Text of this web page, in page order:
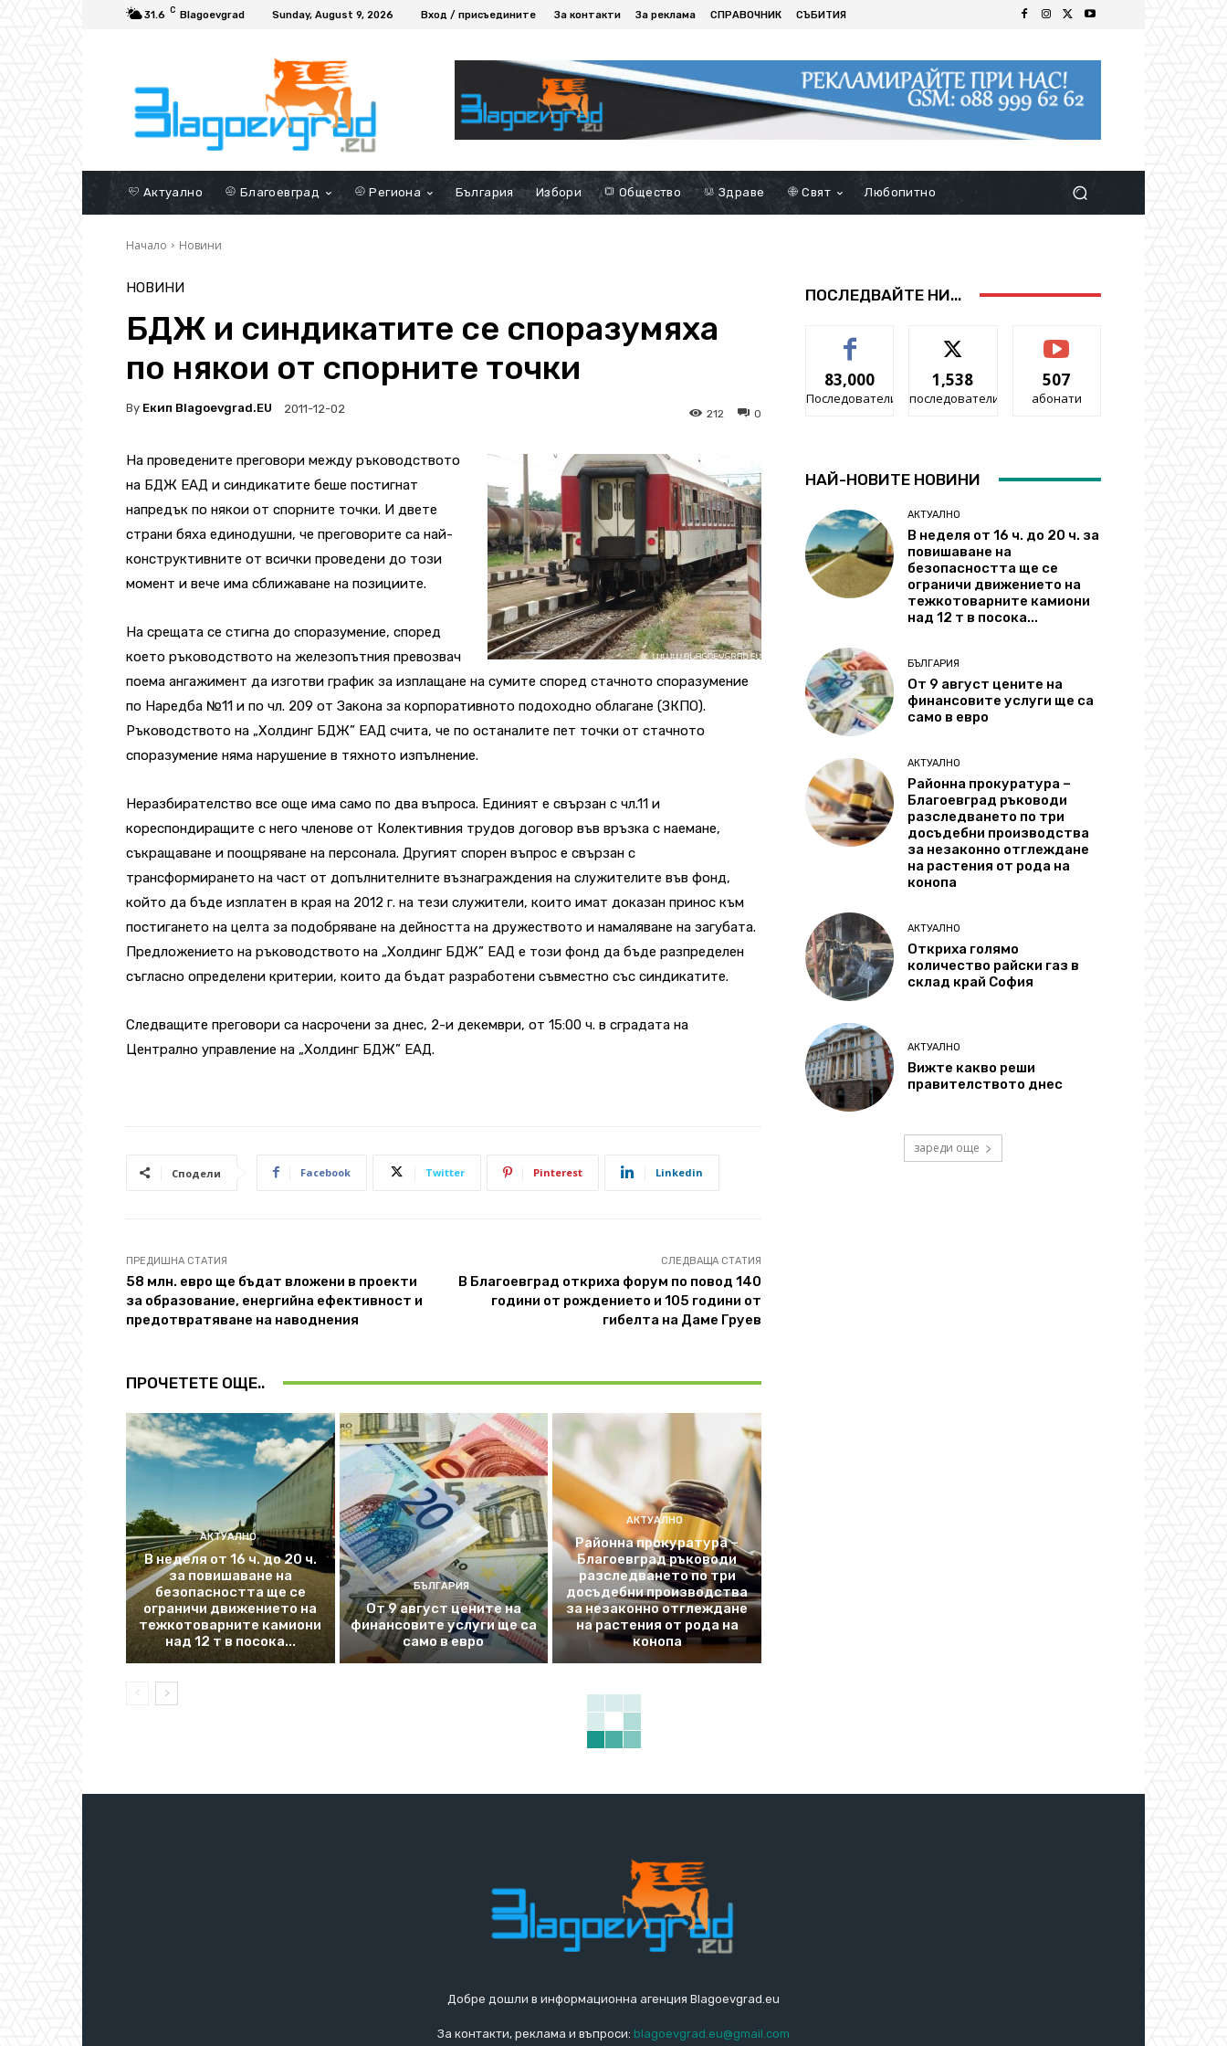
31.6 C Blagoevgrad Sunday, August 9, 2026 Вход / присъедините За контакти За реклама СПРАВОЧНИК СЪБИТИЯ
Актуално Благоевград Региона България Избори Общество Здраве Свят Любопитно
Начало Новини
НОВИНИ
БДЖ и синдикатите се споразумяха
по някои от спорните точки
By Екип Blagoevgrad.EU 2011-12-02 0
212
На проведените преговори между ръководството
на БДЖ ЕАД и синдикатите беше постигнат
напредък по някои от спорните точки. И двете
страни бяха единодушни, че преговорите са най-
конструктивните от всички проведени до този
момент и вече има сближаване на позициите.
На срещата се стигна до споразумение, според
което ръководството на железопътния превозвач
поема ангажимент да изготви график за изплащане на сумите според стачното споразумение
по Наредба №11 и по чл. 209 от Закона за корпоративното подоходно облагане (ЗКПО).
Ръководството на „Холдинг БДЖ” ЕАД счита, че по останалите пет точки от стачното
споразумение няма нарушение в тяхното изпълнение.
Неразбирателство все още има само по два въпроса. Единият е свързан с чл.11 и
кореспондиращите с него членове от Колективния трудов договор във връзка с наемане,
съкращаване и поощряване на персонала. Другият спорен въпрос е свързан с
трансформирането на част от допълнителните възнаграждения на служителите във фонд,
който да бъде изплатен в края на 2012 г. на тези служители, които имат доказан принос към
постигането на целта за подобряване на дейността на дружеството и намаляване на загубата.
Предложението на ръководството на „Холдинг БДЖ” ЕАД е този фонд да бъде разпределен
съгласно определени критерии, които да бъдат разработени съвместно със синдикатите.
Следващите преговори са насрочени за днес, 2-и декември, oт 15:00 ч. в сградата на
Централно управление на „Холдинг БДЖ” ЕАД.
Сподели Facebook Twitter Pinterest Linkedin
ПРЕДИШНА СТАТИЯ
58 млн. евро ще бъдат вложени в проекти
за образование, енергийна ефективност и
предотвратяване на наводнения
СЛЕДВАЩА СТАТИЯ
В Благоевград откриха форум по повод 140
години от рождението и 105 години от
гибелта на Даме Груев
ПРОЧЕТЕТЕ ОЩЕ..
АКТУАЛНО
В неделя от 16 ч. до 20 ч.
за повишаване на
безопасността ще се
ограничи движението на
тежкотоварните камиони
над 12 т в посока...
БЪЛГАРИЯ
От 9 август цените на
финансовите услуги ще са
само в евро
АКТУАЛНО
Районна прокуратура –
Благоевград ръководи
разследването по три
досъдебни производства
за незаконно отглеждане
на растения от рода на
конопа
ПОСЛЕДВАЙТЕ НИ...
83,000
Последователи
1,538
последователи
507
абонати
НАЙ-НОВИТЕ НОВИНИ
АКТУАЛНО
В неделя от 16 ч. до 20 ч. за
повишаване на
безопасността ще се
ограничи движението на
тежкотоварните камиони
над 12 т в посока...
БЪЛГАРИЯ
От 9 август цените на
финансовите услуги ще са
само в евро
АКТУАЛНО
Районна прокуратура –
Благоевград ръководи
разследването по три
досъдебни производства
за незаконно отглеждане
на растения от рода на
конопа
АКТУАЛНО
Откриха голямо
количество райски газ в
склад край София
АКТУАЛНО
Вижте какво реши
правителството днес
зареди още
Добре дошли в информационна агенция Blagoevgrad.eu
За контакти, реклама и въпроси: blagoevgrad.eu@gmail.com